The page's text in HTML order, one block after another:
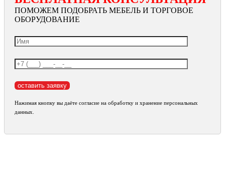
ПОМОЖЕМ ПОДОБРАТЬ МЕБЕЛЬ И ТОРГОВОЕ
ОБОРУДОВАНИЕ
Нажимая кнопку вы даёте согласие на обработку и хранение персональных
данных.